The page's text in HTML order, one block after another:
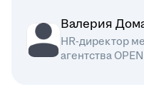
Валерия
HR-директор
агентства